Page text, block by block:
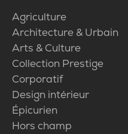
Agriculture
Architecture & Urbain
Arts & Culture
Collection Prestige
Corporatif
Design intérieur
Épicurien
Hors champ